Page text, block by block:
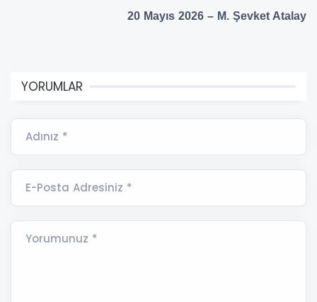
20 Mayıs 2026 – M. Şevket Atalay
YORUMLAR
Adınız *
E-Posta Adresiniz *
Yorumunuz *